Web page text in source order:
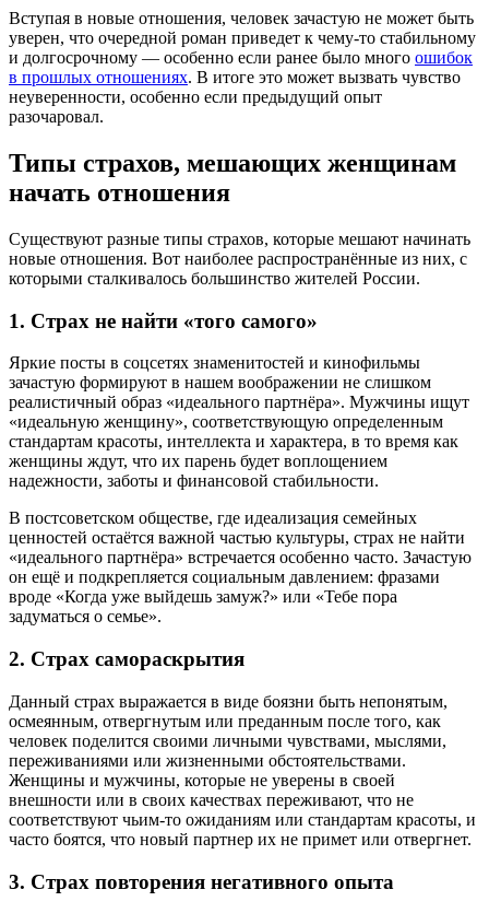
Вступая в новые отношения, человек зачастую не может быть
уверен, что очередной роман приведет к чему-то стабильному
и долгосрочному — особенно если ранее было много ошибок
в прошлых отношениях. В итоге это может вызвать чувство
неуверенности, особенно если предыдущий опыт
разочаровал.
Типы страхов, мешающих женщинам
начать отношения
Существуют разные типы страхов, которые мешают начинать
новые отношения. Вот наиболее распространённые из них, с
которыми сталкивалось большинство жителей России.
1. Страх не найти «того самого»
Яркие посты в соцсетях знаменитостей и кинофильмы
зачастую формируют в нашем воображении не слишком
реалистичный образ «идеального партнёра». Мужчины ищут
«идеальную женщину», соответствующую определенным
стандартам красоты, интеллекта и характера, в то время как
женщины ждут, что их парень будет воплощением
надежности, заботы и финансовой стабильности.
В постсоветском обществе, где идеализация семейных
ценностей остаётся важной частью культуры, страх не найти
«идеального партнёра» встречается особенно часто. Зачастую
он ещё и подкрепляется социальным давлением: фразами
вроде «Когда уже выйдешь замуж?» или «Тебе пора
задуматься о семье».
2. Страх самораскрытия
Данный страх выражается в виде боязни быть непонятым,
осмеянным, отвергнутым или преданным после того, как
человек поделится своими личными чувствами, мыслями,
переживаниями или жизненными обстоятельствами.
Женщины и мужчины, которые не уверены в своей
внешности или в своих качествах переживают, что не
соответствуют чьим-то ожиданиям или стандартам красоты, и
часто боятся, что новый партнер их не примет или отвергнет.
3. Страх повторения негативного опыта